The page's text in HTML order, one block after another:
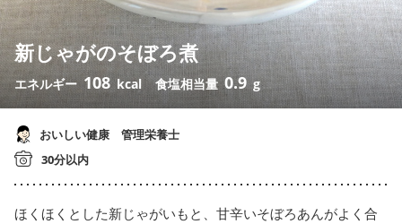
新じゃがのそぼろ煮
エネルギー 108 kcal 食塩相当量 0.9 g
おいしい健康 管理栄養士
30分以内
ほくほくとした新じゃがいもと、甘辛いそぼろあんがよく合